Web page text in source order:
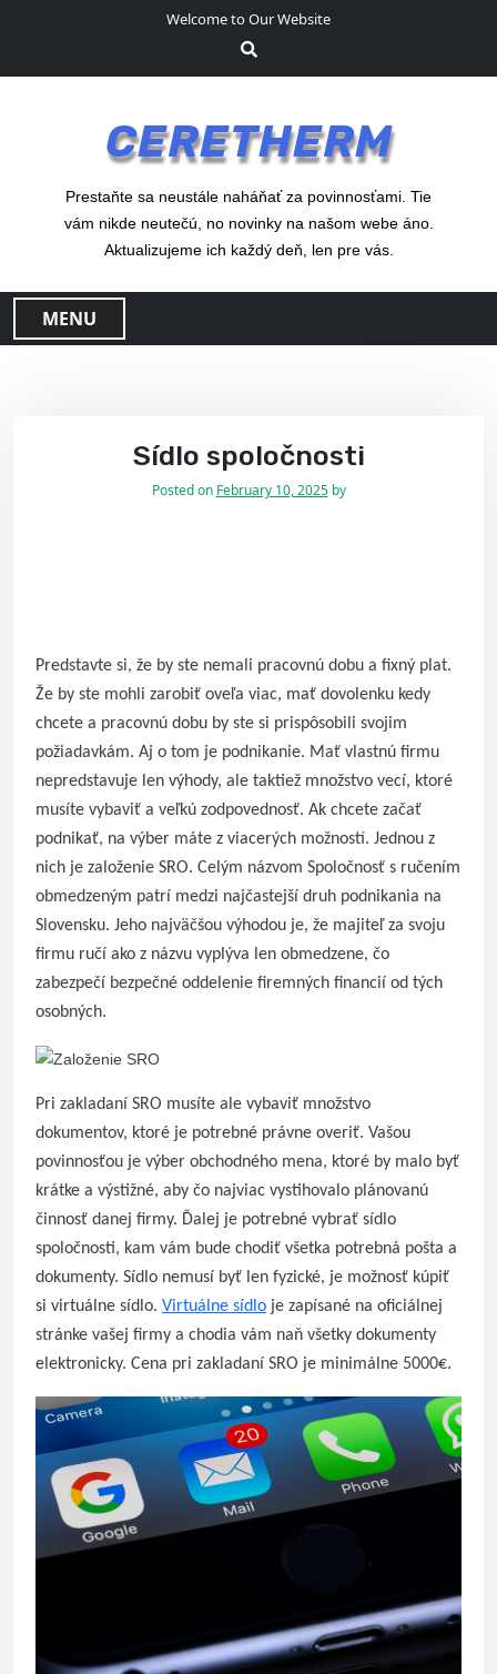
Welcome to Our Website
CERETHERM
Prestaňte sa neustále naháňať za povinnosťami. Tie
vám nikde neutečú, no novinky na našom webe áno.
Aktualizujeme ich každý deň, len pre vás.
MENU
Sídlo spoločnosti
Posted on February 10, 2025by
Predstavte si, že by ste nemali pracovnú dobu a fixný plat.
Že by ste mohli zarobiť oveľa viac, mať dovolenku kedy
chcete a pracovnú dobu by ste si prispôsobili svojim
požiadavkám. Aj o tom je podnikanie. Mať vlastnú firmu
nepredstavuje len výhody, ale taktiež množstvo vecí, ktoré
musíte vybaviť a veľkú zodpovednosť. Ak chcete začať
podnikať, na výber máte z viacerých možností. Jednou z
nich je založenie SRO. Celým názvom Spoločnosť s ručením
obmedzeným patrí medzi najčastejší druh podnikania na
Slovensku. Jeho najväčšou výhodou je, že majiteľ za svoju
firmu ručí ako z názvu vyplýva len obmedzene, čo
zabezpečí bezpečné oddelenie firemných financií od tých
osobných.
Pri zakladaní SRO musíte ale vybaviť množstvo
dokumentov, ktoré je potrebné právne overiť. Vašou
povinnosťou je výber obchodného mena, ktoré by malo byť
krátke a výstižné, aby čo najviac vystihovalo plánovanú
činnosť danej firmy. Ďalej je potrebné vybrať sídlo
spoločnosti, kam vám bude chodiť všetka potrebná pošta a
dokumenty. Sídlo nemusí byť len fyzické, je možnosť kúpiť
si virtuálne sídlo. Virtuálne sídlo je zapísané na oficiálnej
stránke vašej firmy a chodia vám naň všetky dokumenty
elektronicky. Cena pri zakladaní SRO je minimálne 5000€.